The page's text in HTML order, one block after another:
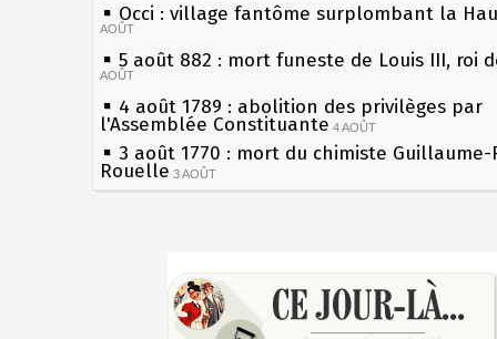
Occi : village fantôme surplombant la
AOÛT
5 août 882 : mort funeste de Louis III, roi
AOÛT
4 août 1789 : abolition des privilèges par
l'Assemblée Constituante 4 AOÛT
3 août 1770 : mort du chimiste Guillaume-
Rouelle 3 AOÛT
Musée Jean de La Fontaine : réouverture
1er août 1589 : Henri III est poignardé à
par Jacques Clément, moine jacobin 1ER AOÛT
les siècles
27 mai 1610 : supplice de François
du roi Henri IV